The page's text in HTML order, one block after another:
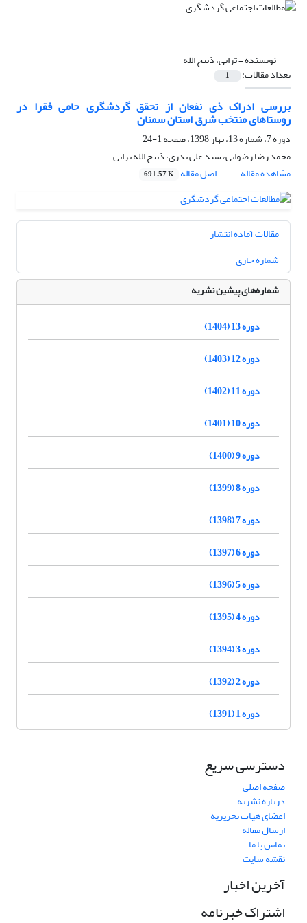
نویسنده =ترابی، ذبیح الله
تعداد مقالات: 1
بررسی ادراک ذی نفعان از تحقق گردشگری حامی فقرا در
روستاهای منتخب شرق استان سمنان
دوره 7، شماره 13، بهار 1398، صفحه
1-24
محمد رضا رضوانی، سید علی بدری، ذبیح الله ترابی
مشاهده مقاله
اصل مقاله 691.57 K
مقالات آماده انتشار
شماره جاری
شماره‌های پیشین نشریه
دوره 13 (1404)
دوره 12 (1403)
دوره 11 (1402)
دوره 10 (1401)
دوره 9 (1400)
دوره 8 (1399)
دوره 7 (1398)
دوره 6 (1397)
دوره 5 (1396)
دوره 4 (1395)
دوره 3 (1394)
دوره 2 (1392)
دوره 1 (1391)
دسترسی سریع
صفحه اصلی
درباره نشریه
اعضای هیات تحریریه
ارسال مقاله
تماس با ما
نقشه سایت
آخرین اخبار
اشتراک خبرنامه